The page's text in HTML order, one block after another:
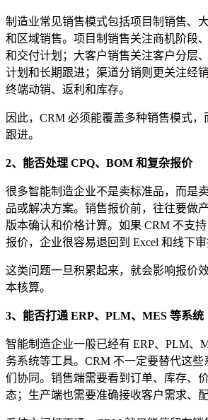
制造业常见销售模式包括项目制销售、
和区域销售。项目制销售关注商机阶段
和交付计划；大客户销售关注客户分层
计划和长期跟进；渠道分销则更关注经
终端动销、返利和库存。
因此，CRM 必须能覆盖多种销售模式
跟进。
2、能否处理 CPQ、BOM 和复杂报价
很多智能制造企业不是卖标准品，而是
品或解决方案。销售报价前，往往要做
版本确认和价格计算。如果 CRM 不支
报价，企业很容易退回到 Excel 和线下审
这类问题一旦积累起来，就会影响报价
本核算。
3、能否打通 ERP、PLM、MES 等系统
智能制造企业一般已经有 ERP、PLM、
务系统等工具。CRM 不一定要替代这些
们协同。销售端需要看到订单、库存、
态；生产端也需要准确接收客户需求、